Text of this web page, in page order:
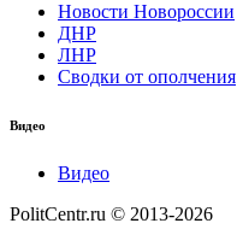
Новости Новороссии
ДНР
ЛНР
Сводки от ополчения
Видео
Видео
PolitCentr.ru © 2013-2026